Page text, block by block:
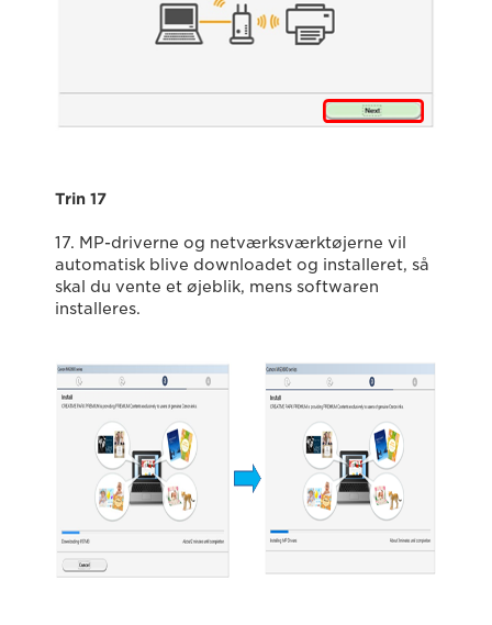
Trin 17
17. MP-driverne og netværksværktøjerne vil
automatisk blive downloadet og installeret, så
skal du vente et øjeblik, mens softwaren
installeres.